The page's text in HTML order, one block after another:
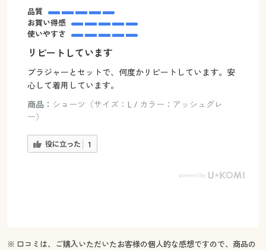
品質
お買い得感
使いやすさ
リピートしています
ブラジャーとセットで、何度かリピートしています。安
心して着用しています。
商品： ショーツ（サイズ：L / カラー：アッシュグレ
ー）
役に立った 1
※ 口コミは、ご購入いただいたお客様の個人的な感想ですので、商品の